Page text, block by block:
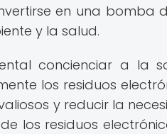
en una bomba
y la salud.
concienciar a la
los residuos
y reducir la
los residuos